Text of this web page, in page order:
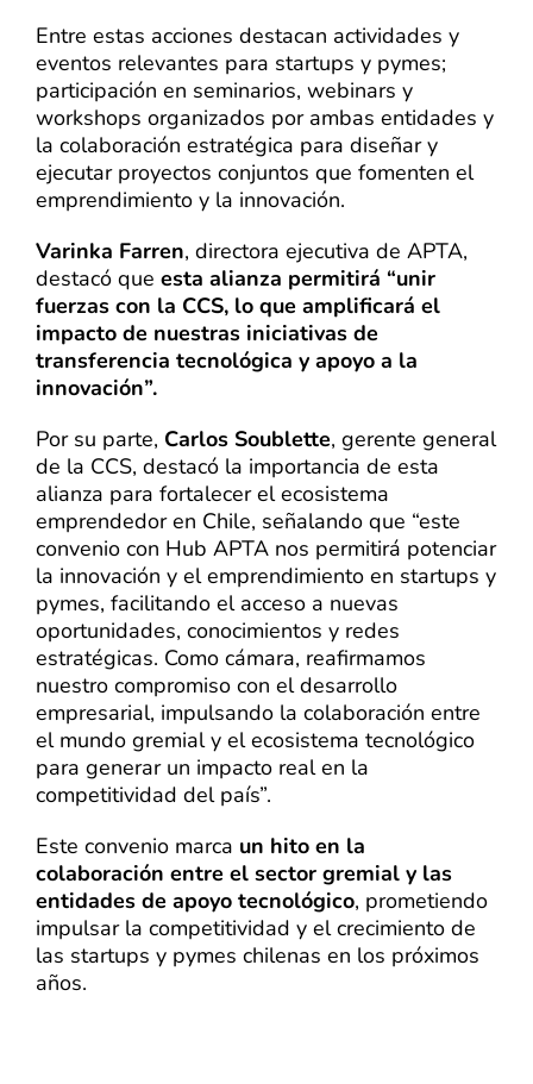
Entre estas acciones destacan actividades y
eventos relevantes para startups y pymes;
participación en seminarios, webinars y
workshops organizados por ambas entidades y
la colaboración estratégica para diseñar y
ejecutar proyectos conjuntos que fomenten el
emprendimiento y la innovación.
Varinka Farren, directora ejecutiva de APTA,
destacó que esta alianza permitirá “unir
fuerzas con la CCS, lo que amplificará el
impacto de nuestras iniciativas de
transferencia tecnológica y apoyo a la
innovación”.
Por su parte, Carlos Soublette, gerente general
de la CCS, destacó la importancia de esta
alianza para fortalecer el ecosistema
emprendedor en Chile, señalando que “este
convenio con Hub APTA nos permitirá potenciar
la innovación y el emprendimiento en startups y
pymes, facilitando el acceso a nuevas
oportunidades, conocimientos y redes
estratégicas. Como cámara, reafirmamos
nuestro compromiso con el desarrollo
empresarial, impulsando la colaboración entre
el mundo gremial y el ecosistema tecnológico
para generar un impacto real en la
competitividad del país”.
Este convenio marca un hito en la
colaboración entre el sector gremial y las
entidades de apoyo tecnológico, prometiendo
impulsar la competitividad y el crecimiento de
las startups y pymes chilenas en los próximos
años.